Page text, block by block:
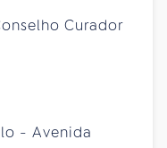
Curador
- Avenida